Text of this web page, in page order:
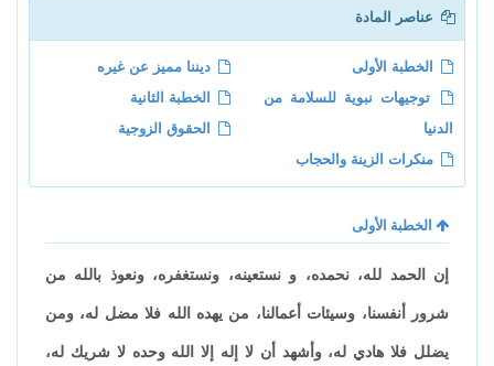
عناصر المادة
الخطبة الأولى
ديننا مميز عن غيره
توجيهات نبوية للسلامة من
الدنيا
الخطبة الثانية
الحقوق الزوجية
منكرات الزينة والحجاب
الخطبة الأولى
إن الحمد لله، نحمده، و نستعينه، ونستغفره، ونعوذ بالله من
شرور أنفسنا، وسيئات أعمالنا، من يهده الله فلا مضل له، ومن
يضلل فلا هادي له، وأشهد أن لا إله إلا الله وحده لا شريك له،